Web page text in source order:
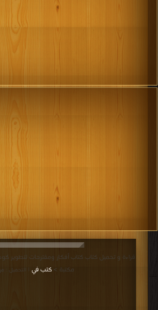
مكتبة > كتب في | التحميل :